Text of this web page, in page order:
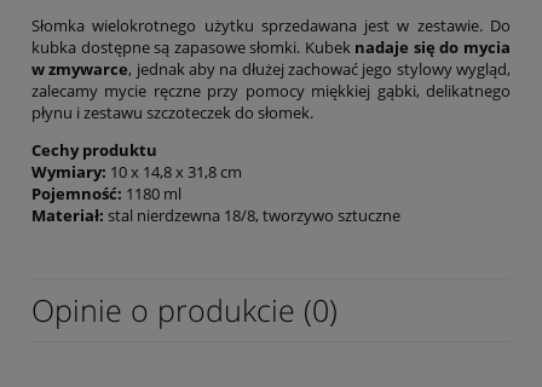
Słomka wielokrotnego użytku sprzedawana jest w zestawie. Do
kubka dostępne są zapasowe słomki. Kubek nadaje się do mycia
w zmywarce, jednak aby na dłużej zachować jego stylowy wygląd,
zalecamy mycie ręczne przy pomocy miękkiej gąbki, delikatnego
płynu i zestawu szczoteczek do słomek.
Cechy produktu
Wymiary: 10 x 14,8 x 31,8 cm
Pojemność: 1180 ml
Materiał: stal nierdzewna 18/8, tworzywo sztuczne
Opinie o produkcie (0)